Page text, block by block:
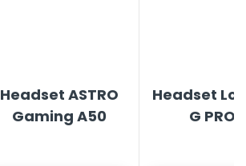
Headset ASTRO
Gaming A50
Headset
G PRO